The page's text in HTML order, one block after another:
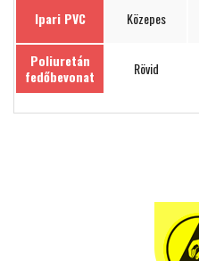
Ipari PVC Közepes
Poliuretán
fedőbevonat
Rövid